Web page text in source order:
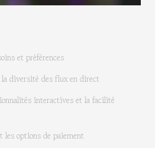
et préférences
diversité des flux en direct
interactives et la facilité
les options de paiement